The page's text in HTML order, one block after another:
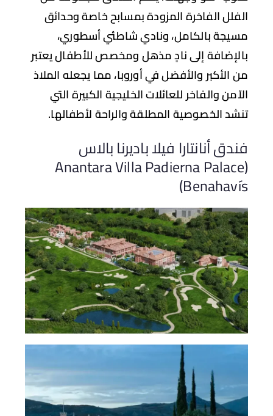
الفاخرة المزودة بمسابح خاصة وحدائق
بالكامل، ونادي شاطئي أسطوري،
إلى نادٍ مذهل ومخصص للأطفال يعتبر
الأكبر والأفضل في أوروبا، مما يجعله الملاذ
والفاخر للعائلات الخليجية الكبيرة التي
الخصوصية المطلقة والراحة لأطفالها.
أنانتارا فيلا باديرنا بالاس
(Anantara Villa Padierna